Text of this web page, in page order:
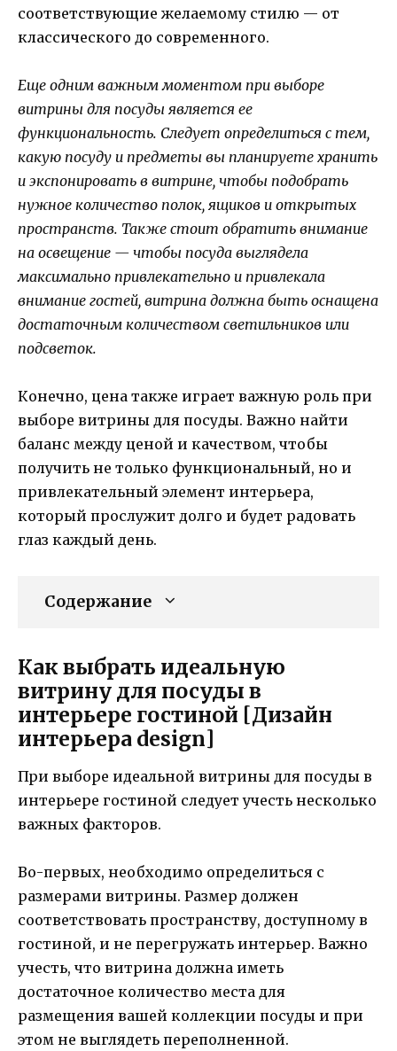
соответствующие желаемому стилю — от
классического до современного.
Еще одним важным моментом при выборе
витрины для посуды является ее
функциональность. Следует определиться с тем,
какую посуду и предметы вы планируете хранить
и экспонировать в витрине, чтобы подобрать
нужное количество полок, ящиков и открытых
пространств. Также стоит обратить внимание
на освещение — чтобы посуда выглядела
максимально привлекательно и привлекала
внимание гостей, витрина должна быть оснащена
достаточным количеством светильников или
подсветок.
Конечно, цена также играет важную роль при
выборе витрины для посуды. Важно найти
баланс между ценой и качеством, чтобы
получить не только функциональный, но и
привлекательный элемент интерьера,
который прослужит долго и будет радовать
глаз каждый день.
Содержание
Как выбрать идеальную
витрину для посуды в
интерьере гостиной [Дизайн
интерьера design]
При выборе идеальной витрины для посуды в
интерьере гостиной следует учесть несколько
важных факторов.
Во-первых, необходимо определиться с
размерами витрины. Размер должен
соответствовать пространству, доступному в
гостиной, и не перегружать интерьер. Важно
учесть, что витрина должна иметь
достаточное количество места для
размещения вашей коллекции посуды и при
этом не выглядеть переполненной.